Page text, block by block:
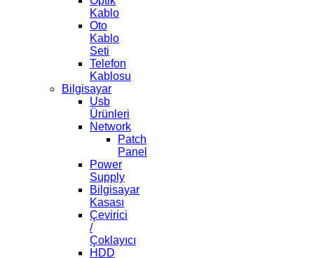
Kablo
Oto
Kablo
Seti
Telefon
Kablosu
Bilgisayar
Usb
Ürünleri
Network
Patch
Panel
Power
Supply
Bilgisayar
Kasası
Çevirici
/
Çoklayıcı
HDD